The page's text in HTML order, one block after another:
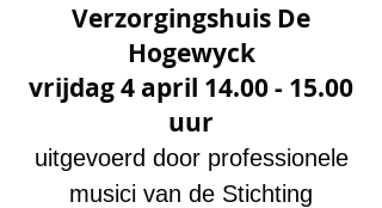
Verzorgingshuis De
Hogewyck
vrijdag 4 april 14.00 - 15.00
uur
uitgevoerd door professionele
musici van de Stichting